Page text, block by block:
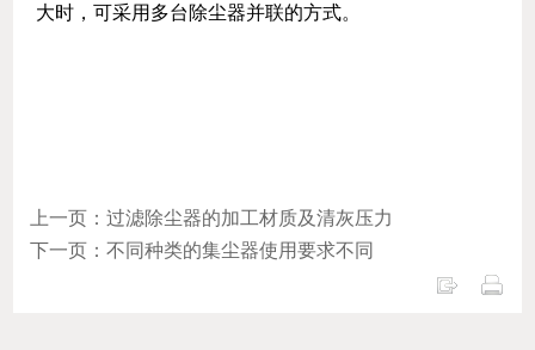
大时，可采用多台除尘器并联的方式。
上一页：过滤除尘器的加工材质及清灰压力
下一页：不同种类的集尘器使用要求不同